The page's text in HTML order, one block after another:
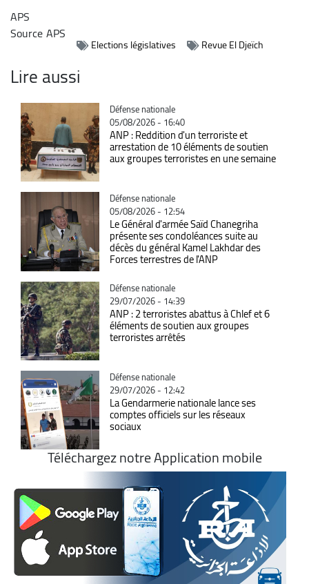
APS
SourceAPS
Elections législatives Revue El Djeïch
Lire aussi
Catégorie
Défense nationale
05/08/2026 - 16:40
ANP : Reddition d'un terroriste et
arrestation de 10 éléments de soutien
aux groupes terroristes en une semaine
Catégorie
Défense nationale
05/08/2026 - 12:54
Le Général d'armée Saïd Chanegriha
présente ses condoléances suite au
décès du général Kamel Lakhdar des
Forces terrestres de l'ANP
Catégorie
Défense nationale
29/07/2026 - 14:39
ANP : 2 terroristes abattus à Chlef et 6
éléments de soutien aux groupes
terroristes arrêtés
Catégorie
Défense nationale
29/07/2026 - 12:42
La Gendarmerie nationale lance ses
comptes officiels sur les réseaux
sociaux
Téléchargez notre Application mobile